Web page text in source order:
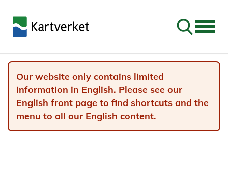
Go to
Our website only contains limited
information in English. Please see our
English front page to find shortcuts and the
menu to all our English content.